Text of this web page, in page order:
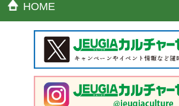
HOME